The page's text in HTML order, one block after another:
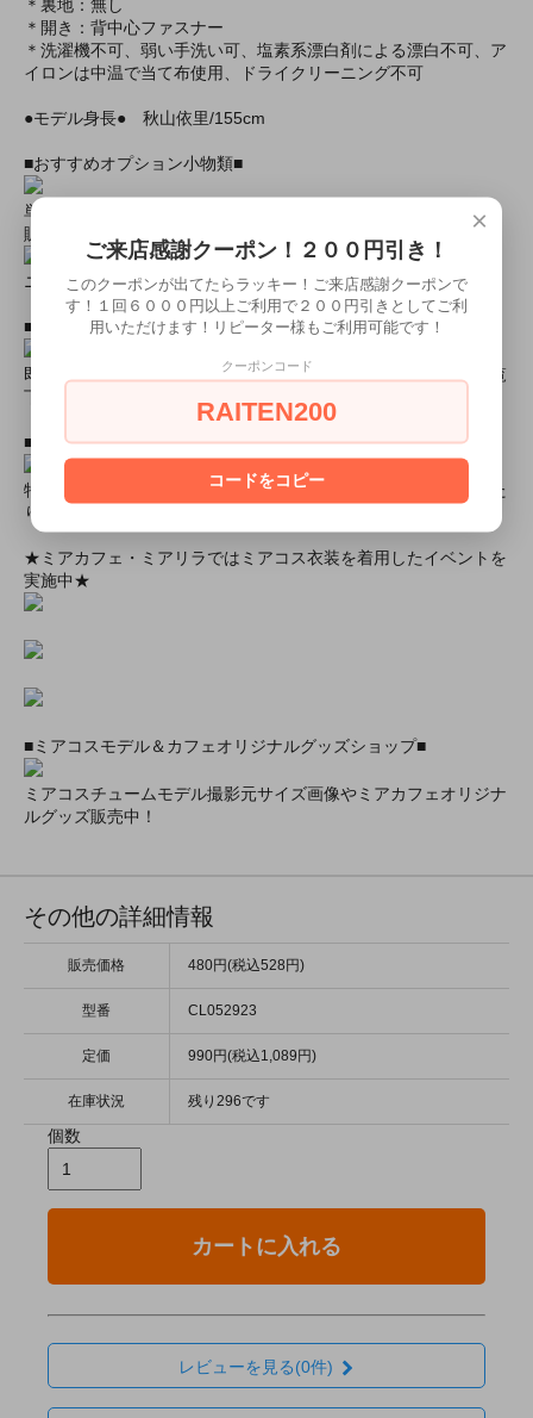
＊裏地：無し
＊開き：背中心ファスナー
＊洗濯機不可、弱い手洗い可、塩素系漂白剤による漂白不可、ア
イロンは中温で当て布使用、ドライクリーニング不可
●モデル身長● 秋山依里/155cm
■おすすめオプション小物類■
単品カチューシャやネコ耳などの小物類（1000円程度より多数
販売中）
ニーハイソックス、タイツなど（500円より多数販売中！）
■すぐに商品が欲しい！！という方■
即日配達商品一覧がございますので、よろしければそちらをご覧
下さいませ。
■とにかく安くて高品質な商品が欲しい！という方■
特別割引商品を掲載しています！最大８０％引きの商品もあった
りします！
★ミアカフェ・ミアリラではミアコス衣装を着用したイベントを
実施中★
■ミアコスモデル＆カフェオリジナルグッズショップ■
ミアコスチュームモデル撮影元サイズ画像やミアカフェオリジナ
ルグッズ販売中！
その他の詳細情報
販売価格 480円(税込528円)
型番 CL052923
定価 990円(税込1,089円)
在庫状況 残り296です
個数
カートに入れる
レビューを見る(0件)
×
ご来店感謝クーポン！２００円引き！
このクーポンが出てたらラッキー！ご来店感謝クーポンで
す！１回６０００円以上ご利用で２００円引きとしてご利
用いただけます！リピーター様もご利用可能です！
クーポンコード
RAITEN200
コードをコピー